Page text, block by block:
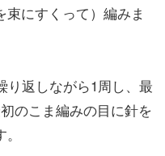
にすくって）編みま
返しながら1周し、最
のこま編みの目に針を